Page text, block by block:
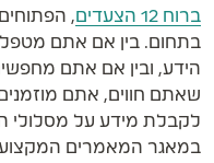
ברוח 12 הצעדים
,
בתחום. בין אם אתם
הידע, ובין אם אתם
שאתם חווים, אתם
לקבלת מידע על מסלולי
במאגר המאמרים